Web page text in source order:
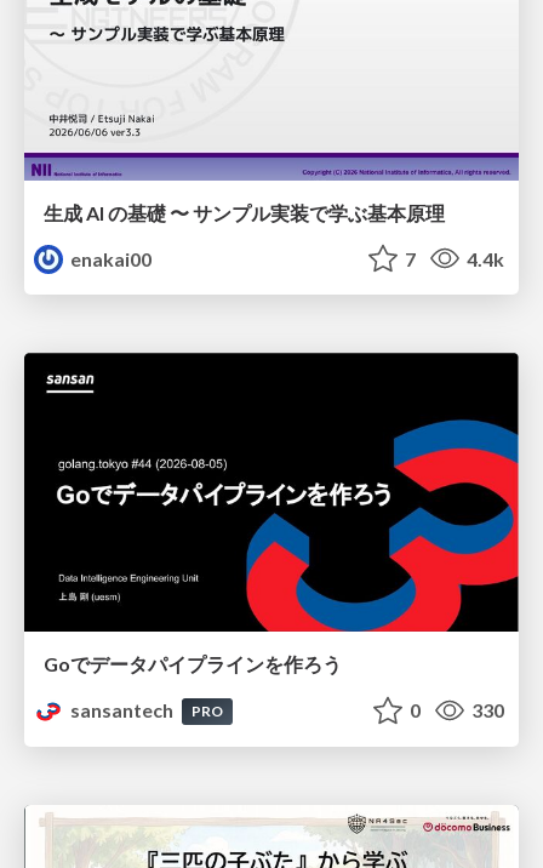
生成 AI の基礎 〜 サンプル実装で学ぶ基本原理
enakai00
7 4.4k
Goでデータパイプラインを作ろう
sansantech
PRO 0 330